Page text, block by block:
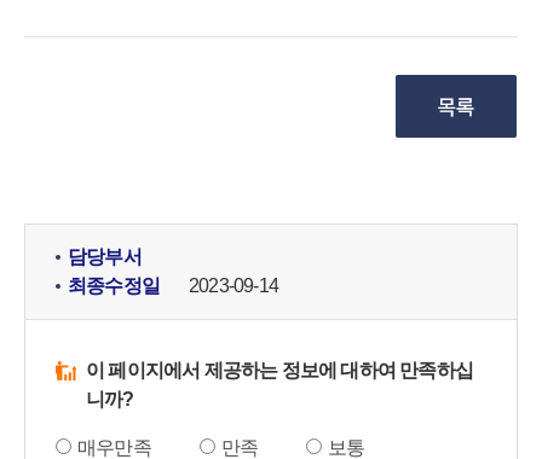
담당부서
최종수정일
2023-09-14
이 페이지에서 제공하는 정보에 대하여 만족하십
니까?
매우만족 만족
보통